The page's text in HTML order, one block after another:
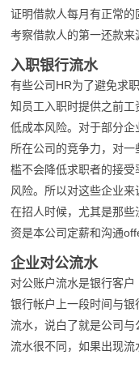
证明借款人每月有正常
考察借款人的第一还款来
入职银行流水
有些公司HR为了避免求
知员工入职时提供之前
低成本风险。对于部分
所在公司的竞争力，对
槛不会降低求职者的接
风险。所以对这些企业
在招人时候，尤其是那
资是本公司定薪和沟通
企业对公流水
对公账户流水是银行客
银行帐户上一段时间与
流水，说白了就是公司
流水很不同，如果出现流